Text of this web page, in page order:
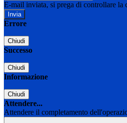
E-mail inviata, si prega di controllare la
Errore
Chiudi
Successo
Chiudi
Informazione
Chiudi
Attendere...
Attendere il completamento